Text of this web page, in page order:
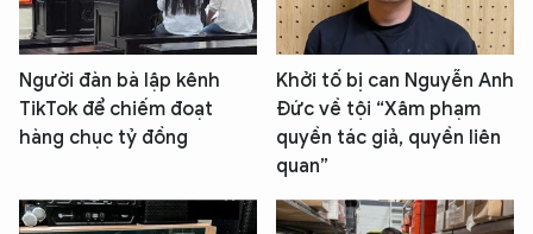
Người đàn bà lập kênh
TikTok để chiếm đoạt
hàng chục tỷ đồng
Khởi tố bị can Nguyễn Anh
Đức về tội “Xâm phạm
quyền tác giả, quyền liên
quan”